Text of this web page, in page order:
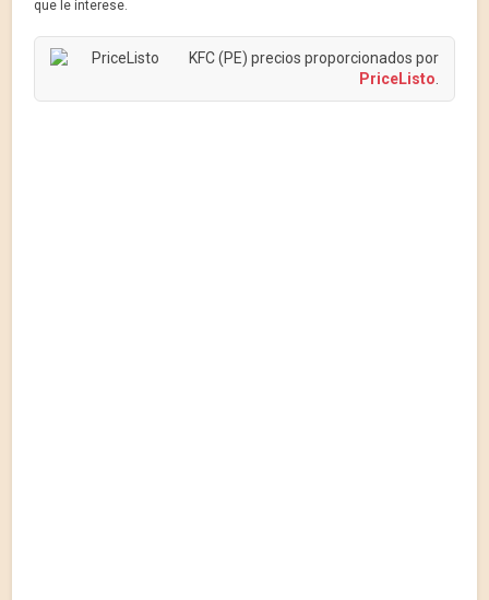
que le interese.
KFC (PE) precios proporcionados por
PriceListo